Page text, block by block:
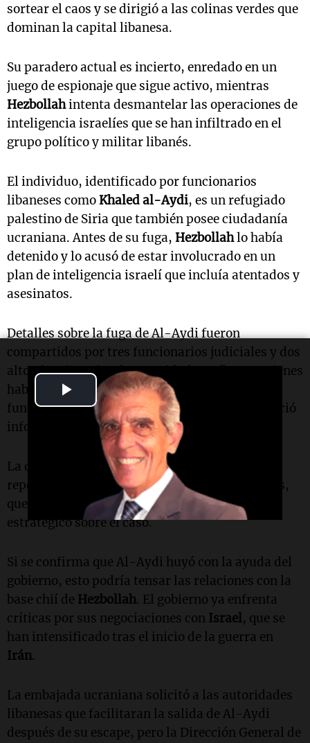
Play
Video
sortear el caos y se dirigió a las colinas verdes que
dominan la capital libanesa.
Su paradero actual es incierto, enredado en un
juego de espionaje que sigue activo, mientras
Hezbollahintenta desmantelar las operaciones de
inteligencia israelíes que se han infiltrado en el
grupo político y militar libanés.
El individuo, identificado por funcionarios
libaneses comoKhaled al-Aydi, es un refugiado
palestino de Siria que también posee ciudadanía
ucraniana. Antes de su fuga, Hezbollahlo había
detenido y lo acusó de estar involucrado en un
plan de inteligencia israelí que incluía atentados y
asesinatos.
Detalles sobre la fuga de Al-Aydi fueron
compartidos por tres funcionarios judiciales y dos
altos funcionarios de seguridad en Líbano, quienes
hablaron bajo condición de anonimato. Un alto
funcionario político deHezbollah
también ofreció
información al respecto.
La desaparición de Al-Aydi podría tener
repercusiones políticas para el gobierno libanés,
que ha mantenido un silencio mayormente
estratégico sobre el caso.
Si se confirma que Al-Aydi huyó con la ayuda del
gobierno, esto podría tensar las relaciones con la
base chií de Hezbollah. El gobierno ya enfrenta
críticas por sus negociaciones con Israel, que se
han intensificado tras el inicio de la guerra en
Irán.
La embajada ucraniana solicitó a las autoridades
libanesas que facilitaran la salida de Al-Aydi
después de su escape, pero la Dirección General de